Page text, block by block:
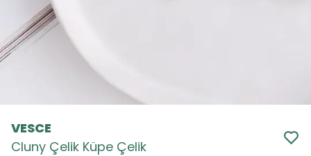
VESCE
Cluny Çelik Küpe Çelik